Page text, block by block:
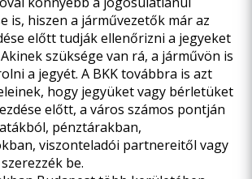
is, hiszen a járművezetők már az
előtt tudják ellenőrizni a jegyeket
szüksége van rá, a járművön is
a jegyét. A BKK továbbra is azt
hogy jegyüket vagy bérletüket
előtt, a város számos pontján
pénztárakban,
viszonteladói partnereitől vagy
be.